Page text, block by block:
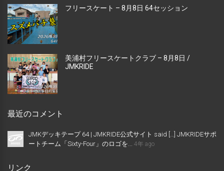
フリースケート – 8月8日 64セッション
美浦村フリースケートクラブ – 8月8日 /
JMKRIDE
最近のコメント
JMKデッキテープ 64 | JMKRIDE公式サイト said […] JMKRIDEサポ
ートチーム「Sixty-Four」のロゴを...
4年 ago
リンク